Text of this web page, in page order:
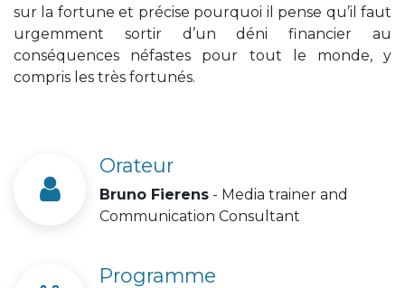
sur la fortune et précise pourquoi il pense qu’il faut
urgemment sortir d’un déni financier au
conséquences néfastes pour tout le monde, y
compris les très fortunés.
Orateur
Bruno Fierens - Media trainer and
Communication Consultant
Programme